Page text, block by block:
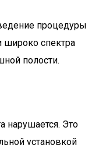
процедуры
широко спектра
полости.
нарушается. Это
установкой